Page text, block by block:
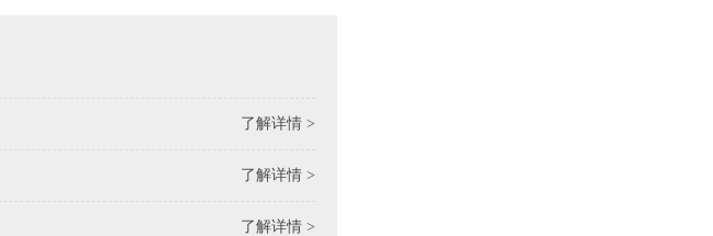
了解详情 >
了解详情 >
了解详情 >